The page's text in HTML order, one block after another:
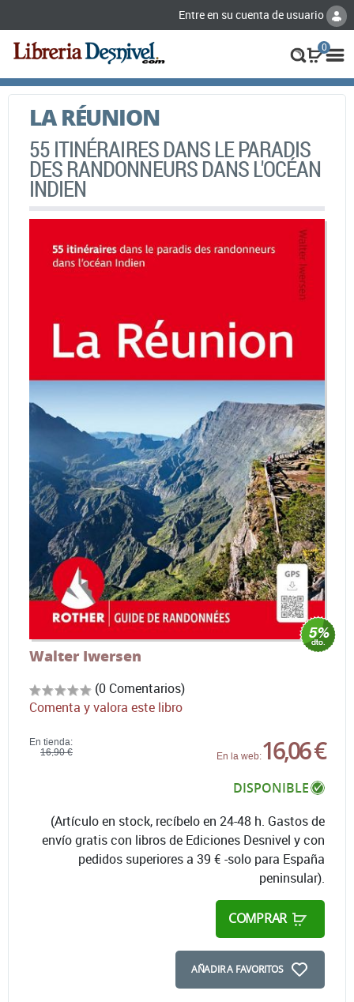
Entre en su cuenta de usuario
0
LA RÉUNION
55 ITINÉRAIRES DANS LE PARADIS
DES RANDONNEURS DANS L'OCÉAN
INDIEN
Walter Iwersen
(0 Comentarios)
Comenta y valora este libro
En tienda:
16,90 €
En la web:16,06 €
DISPONIBLE
(Artículo en stock, recíbelo en 24-48 h. Gastos de
envío gratis con libros de Ediciones Desnivel y con
pedidos superiores a 39 € -solo para España
peninsular).
COMPRAR
AÑADIR A FAVORITOS